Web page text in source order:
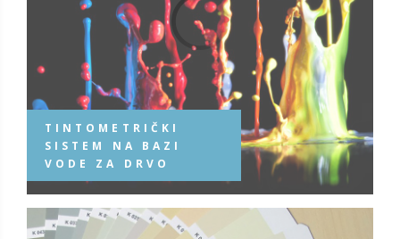
TINTOMETRIČKI
SISTEM NA BAZI
VODE ZA DRVO